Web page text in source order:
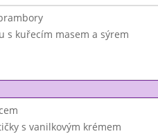
s kuřecím masem a sýrem
s vanilkovým krémem